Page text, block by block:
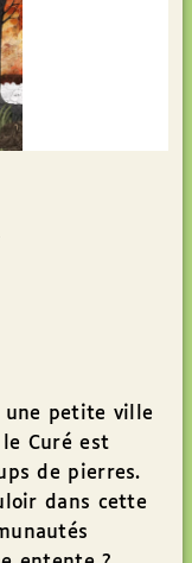
une petite ville
Curé est
de pierres.
dans cette